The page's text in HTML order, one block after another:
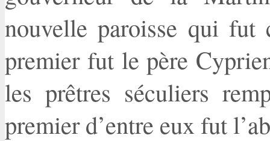
nouvelle paroisse qui fut
premier fut le père
les prêtres séculiers
premier d’entre eux fut